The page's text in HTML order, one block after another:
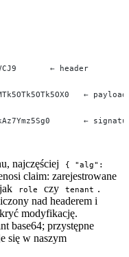
← header
← payload
←
najczęściej
{ "alg":
claim: zarejestrowane
role czy tenant .
nad headerem i
modyfikację.
base64; przystępne
się w naszym